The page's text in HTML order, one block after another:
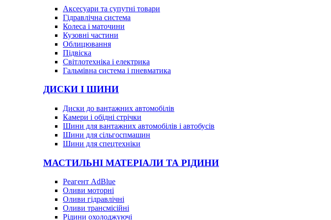
Аксесуари та супутні товари
Гідравлічна система
Колеса і маточини
Кузовні частини
Облицювання
Підвіска
Світлотехніка і електрика
Гальмівна система і пневматика
ДИСКИ І ШИНИ
Диски до вантажних автомобілів
Камери і обідні стрічки
Шини для вантажних автомобілів і автобусів
Шини для сільгоспмашин
Шини для спецтехніки
МАСТИЛЬНІ МАТЕРІАЛИ ТА РІДИНИ
Реагент AdBlue
Оливи моторні
Оливи гідравлічні
Оливи трансмісійні
Рідини охолоджуючі